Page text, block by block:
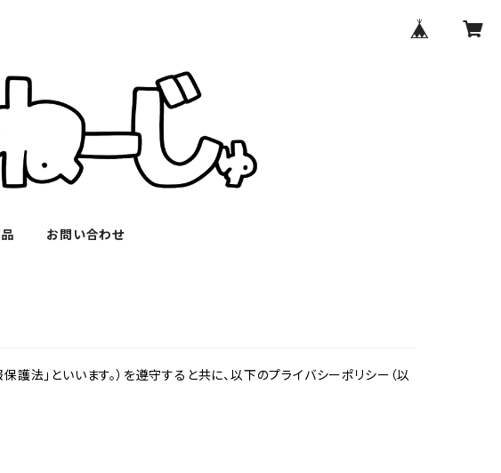
お問い合わせ
法」といいます。）を遵守すると共に、以下のプライバシーポリシー（以